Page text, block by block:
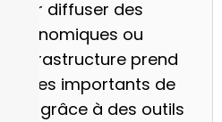
pour diffuser des
économiques ou
infrastructure prend
importants de
grâce à des outils